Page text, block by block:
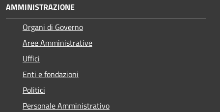
AMMINISTRAZIONE
Organi di Governo
Aree Amministrative
Uffici
Enti e fondazioni
Politici
Personale Amministrativo